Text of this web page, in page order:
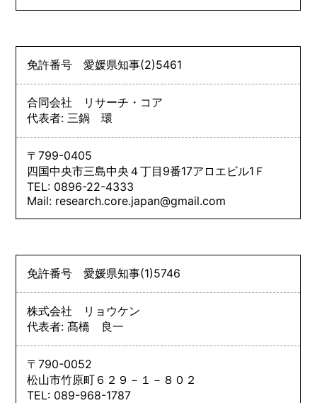
免許番号愛媛県知事(2)5461
合同会社 リサーチ・コア
代表者: 三鍋 環
〒799-0405
四国中央市三島中央４丁目9番17アロエビル1Ｆ
TEL: 0896-22-4333
Mail: research.core.japan@gmail.com
免許番号愛媛県知事(1)5746
株式会社 リョウケン
代表者: 髙橋 良一
〒790-0052
松山市竹原町６２９－１－８０２
TEL: 089-968-1787